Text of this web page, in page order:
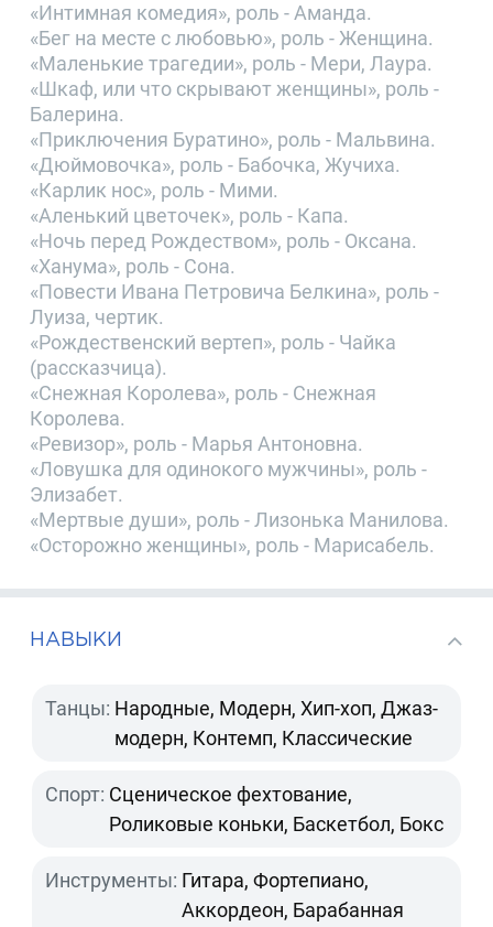
«Интимная комедия», роль - Аманда.
«Бег на месте с любовью», роль - Женщина.
«Маленькие трагедии», роль - Мери, Лаура.
«Шкаф, или что скрывают женщины», роль -
Балерина.
«Приключения Буратино», роль - Мальвина.
«Дюймовочка», роль - Бабочка, Жучиха.
«Карлик нос», роль - Мими.
«Аленький цветочек», роль - Капа.
«Ночь перед Рождеством», роль - Оксана.
«Ханума», роль - Сона.
«Повести Ивана Петровича Белкина», роль -
Луиза, чертик.
«Рождественский вертеп», роль - Чайка
(рассказчица).
«Снежная Королева», роль - Снежная
Королева.
«Ревизор», роль - Марья Антоновна.
«Ловушка для одинокого мужчины», роль -
Элизабет.
«Мертвые души», роль - Лизонька Манилова.
«Осторожно женщины», роль - Марисабель.
НАВЫКИ
Танцы: Народные, Модерн, Хип-хоп, Джаз-
модерн, Контемп, Классические
Спорт: Сценическое фехтование,
Роликовые коньки, Баскетбол, Бокс
Инструменты: Гитара, Фортепиано,
Аккордеон, Барабанная